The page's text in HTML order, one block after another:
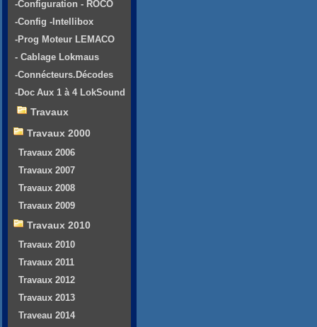
-Configuration - ROCO
-Config -Intellibox
-Prog Moteur LEMACO
- Cablage Lokmaus
-Connécteurs.Décodes
-Doc Aux 1 à 4 LokSound
Travaux
Travaux 2000
Travaux 2006
Travaux 2007
Travaux 2008
Travaux 2009
Travaux 2010
Travaux 2010
Travaux 2011
Travaux 2012
Travaux 2013
Traveau 2014